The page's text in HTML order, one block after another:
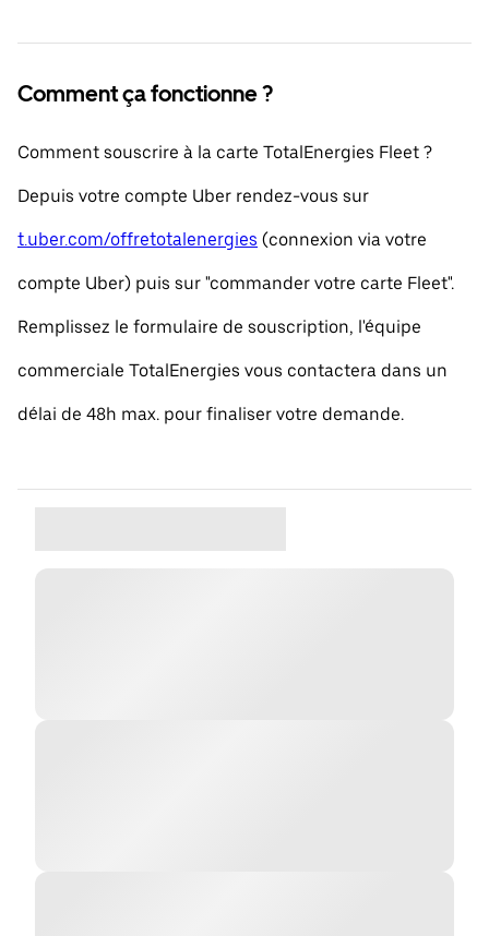
Comment ça fonctionne ?
Comment souscrire à la carte TotalEnergies Fleet ?
Depuis votre compte Uber rendez-vous sur
t.uber.com/offretotalenergies (connexion via votre
compte Uber) puis sur "commander votre carte Fleet".
Remplissez le formulaire de souscription, l'équipe
commerciale TotalEnergies vous contactera dans un
délai de 48h max. pour finaliser votre demande.